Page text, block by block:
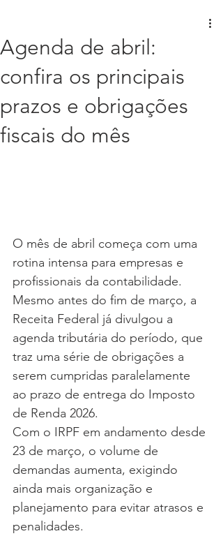
Agenda de abril:
confira os principais
prazos e obrigações
fiscais do mês
O mês de abril começa com uma
rotina intensa para empresas e
profissionais da contabilidade.
Mesmo antes do fim de março, a
Receita Federal já divulgou a
agenda tributária do período, que
traz uma série de obrigações a
serem cumpridas paralelamente
ao prazo de entrega do Imposto
de Renda 2026.
Com o IRPF em andamento desde
23 de março, o volume de
demandas aumenta, exigindo
ainda mais organização e
planejamento para evitar atrasos e
penalidades.